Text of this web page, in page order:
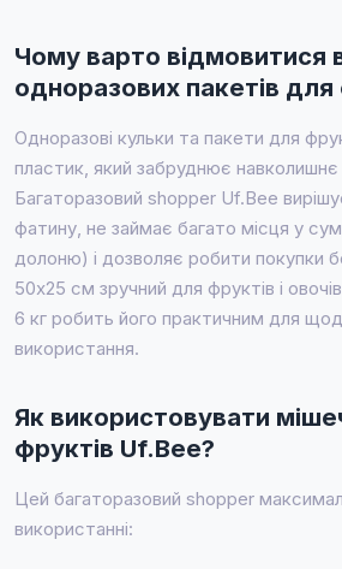
Чому варто відмовитися
одноразових пакетів для
Одноразові кульки та пакети для
пластик, який забруднює
Багаторазовий shopper Uf.Bee
фатину, не займає багато місця у
долоню) і дозволяє робити покупки
50x25 см зручний для фруктів і
6 кг робить його практичним для
використання.
Як використовувати
фруктів Uf.Bee?
Цей багаторазовий shopper
використанні: